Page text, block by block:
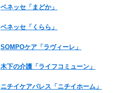
ベネッセ「まどか」
ベネッセ「くらら」
SOMPOケア「ラヴィーレ」
木下の介護「ライフコミューン」
ニチイケアパレス「ニチイホーム」